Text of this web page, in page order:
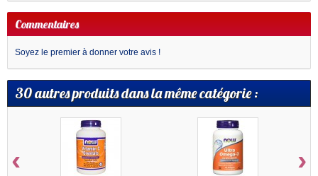
Commentaires
Soyez le premier à donner votre avis !
30 autres produits dans la même catégorie :
‹ ›